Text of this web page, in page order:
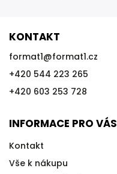
KONTAKT
format1@format1.cz
+420 544 223 265
+420 603 253 728
INFORMACE PRO VÁS
Kontakt
Vše k nákupu